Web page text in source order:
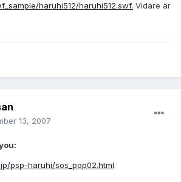
haruhi512/haruhi512.swf. Vidare är
13, 2007
psp-haruhi/sos_pop02.html